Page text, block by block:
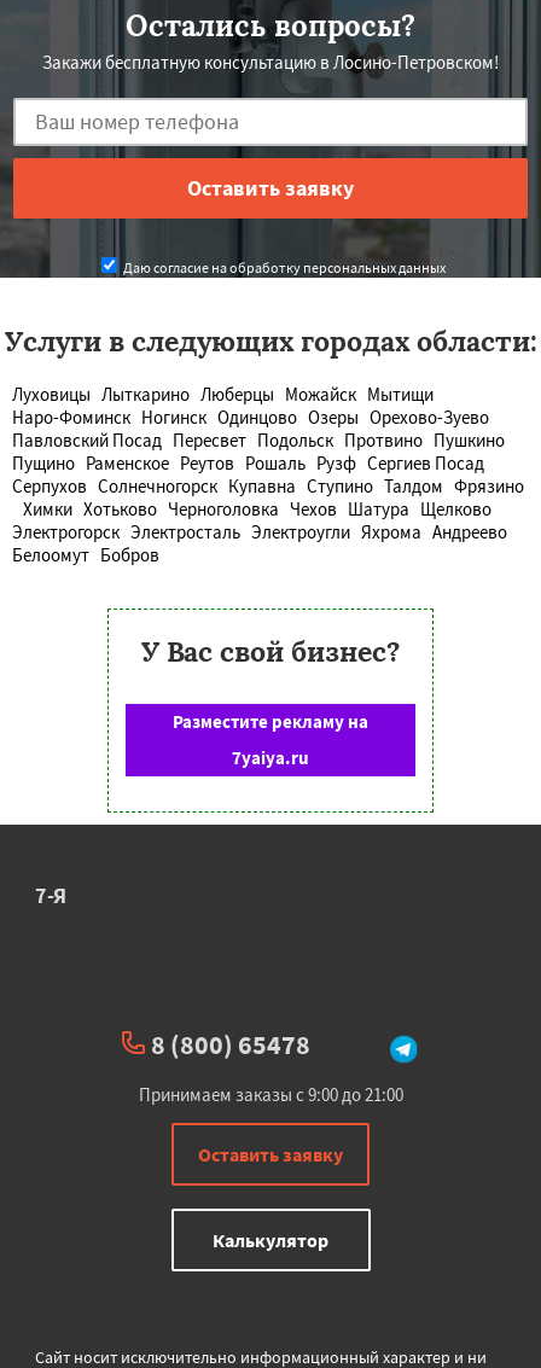
Остались вопросы?
Закажи бесплатную консультацию в Лосино-Петровском!
Даю согласие на обработку персональных данных
Услуги в следующих городах области:
Луховицы Лыткарино Люберцы Можайск Мытищи
Наро-Фоминск Ногинск Одинцово Озеры Орехово-Зуево
Павловский Посад Пересвет Подольск Протвино Пушкино
Пущино Раменское Реутов Рошаль Рузф Сергиев Посад
Серпухов Солнечногорск Купавна Ступино Талдом Фрязино
Химки Хотьково Черноголовка Чехов Шатура Щелково
Электрогорск Электросталь Электроугли Яхрома Андреево
Белоомут Бобров
У Вас свой бизнес?
Разместите рекламу на
7yaiya.ru
7-Я
8 (800) 65478
Принимаем заказы с 9:00 до 21:00
Оставить заявку
Калькулятор
Сайт носит исключительно информационный характер и ни